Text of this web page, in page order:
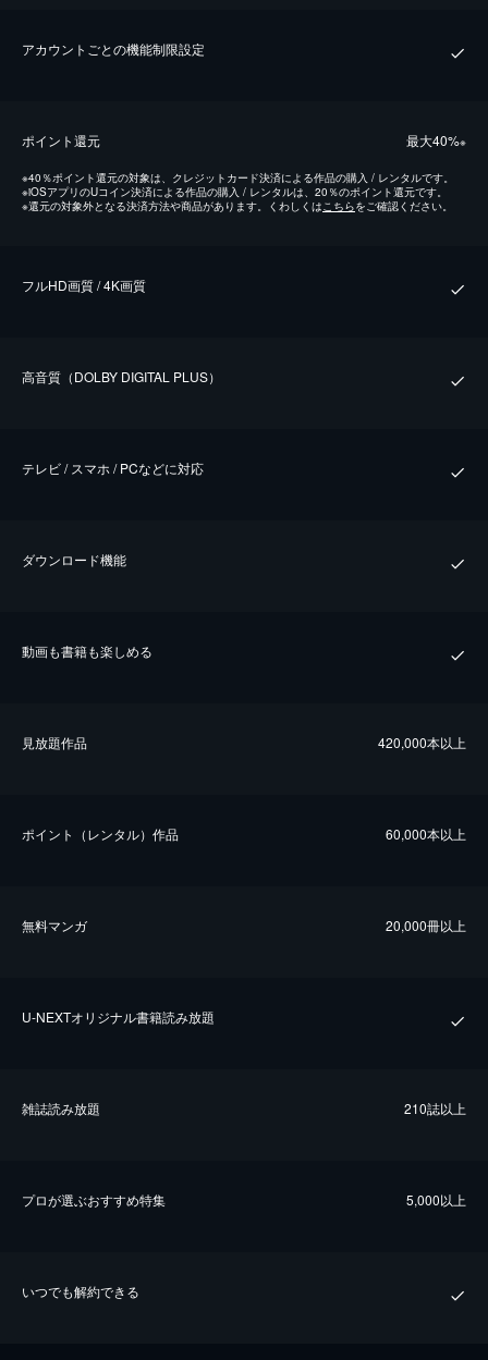
アカウントごとの機能制限設定
ポイント還元 最⼤40%※
※40％ポイント還元の対象は、クレジットカード決済による作品の購入 / レンタルです。
※iOSアプリのUコイン決済による作品の購入 / レンタルは、20％のポイント還元です。
※還元の対象外となる決済方法や商品があります。くわしくはこちらをご確認ください。
フルHD画質 / 4K画質
⾼⾳質（DOLBY DIGITAL PLUS）
テレビ / スマホ / PCなどに対応
ダウンロード機能
動画も書籍も楽しめる
⾒放題作品 420,000本以上
ポイント（レンタル）作品 60,000本以上
無料マンガ 20,000冊以上
U-NEXTオリジナル書籍読み放題
雑誌読み放題 210誌以上
プロが選ぶおすすめ特集 5,000以上
いつでも解約できる